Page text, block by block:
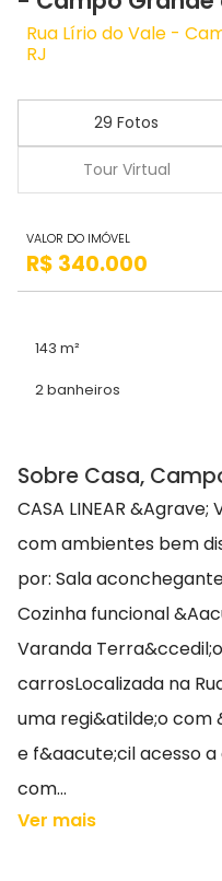
Rua Lírio do Vale -
RJ
29 Fotos
Tour Virtual
VALOR DO IMÓVEL
R$ 340.000
143 m²
2 banheiros
Sobre Casa,
CASA LINEAR
com ambientes bem
por: Sala
Cozinha funcional
Varanda
carrosLocalizada na
uma regi&atilde;o
e f&aacute;cil acesso
com...
Ver mais